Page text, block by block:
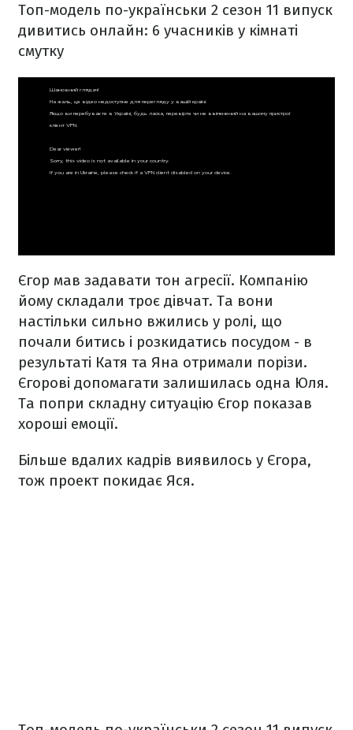
Топ-модель по-українськи 2 сезон 11 випуск
дивитись онлайн: 6 учасників у кімнаті
смутку
Єгор мав задавати тон агресії. Компанію
йому складали троє дівчат. Та вони
настільки сильно вжились у ролі, що
почали битись і розкидатись посудом - в
результаті Катя та Яна отримали порізи.
Єгорові допомагати залишилась одна Юля.
Та попри складну ситуацію Єгор показав
хороші емоції.
Більше вдалих кадрів виявилось у Єгора,
тож проект покидає Яся.